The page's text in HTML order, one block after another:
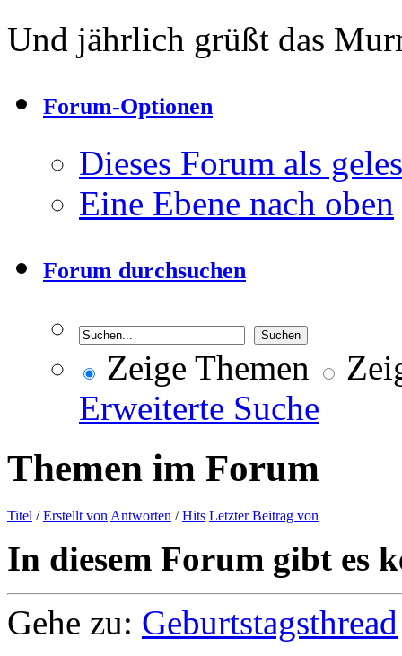
Und jährlich grüßt das
Forum-Optionen
Dieses Forum als
Eine Ebene nach oben
Forum durchsuchen
Zeige Themen
Erweiterte Suche
Themen im Forum
Titel /Erstellt von Antworten /Hits Letzter Beitrag von
In diesem Forum gibt es
Gehe zu: Geburtstagsthread